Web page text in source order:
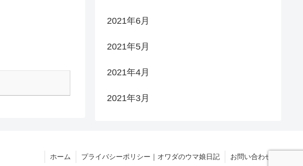
2021年6月
2021年5月
2021年4月
2021年3月
ホーム プライバシーポリシー｜オワダのウマ娘日記 お問い合わせ